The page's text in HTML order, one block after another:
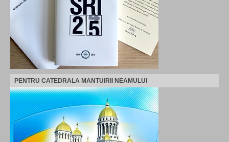
PENTRU CATEDRALA MANTUIRII NEAMULUI